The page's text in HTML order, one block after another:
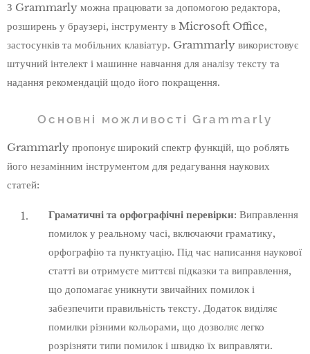
З Grammarly можна працювати за допомогою редактора,
розширень у браузері, інструменту в Microsoft Office,
застосунків та мобільних клавіатур. Grammarly використовує
штучний інтелект і машинне навчання для аналізу тексту та
надання рекомендацій щодо його покращення.
Основні можливості Grammarly
Grammarly пропонує широкий спектр функцій, що роблять
його незамінним інструментом для редагування наукових
статей:
Граматичні та орфографічні перевірки: Виправлення
помилок у реальному часі, включаючи граматику,
орфографію та пунктуацію. Під час написання наукової
статті ви отримуєте миттєві підказки та виправлення,
що допомагає уникнути звичайних помилок і
забезпечити правильність тексту. Додаток виділяє
помилки різними кольорами, що дозволяє легко
розрізняти типи помилок і швидко їх виправляти.